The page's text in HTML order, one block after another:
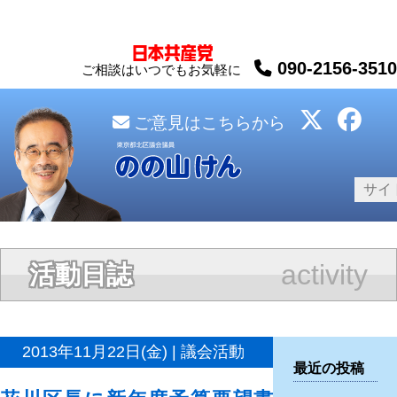
ご相談はいつでもお気軽に 090-2156-3510
ご意見はこちらから
活動日誌 activity
2013年11月22日(金) | 議会活動
最近の投稿